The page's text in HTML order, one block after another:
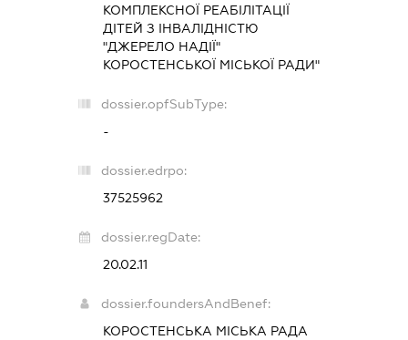
КОМПЛЕКСНОЇ РЕАБІЛІТАЦІЇ
ДІТЕЙ З ІНВАЛІДНІСТЮ
"ДЖЕРЕЛО НАДІЇ"
КОРОСТЕНСЬКОЇ МІСЬКОЇ РАДИ"
dossier.opfSubType:
-
dossier.edrpo:
37525962
dossier.regDate:
20.02.11
dossier.foundersAndBenef:
КОРОСТЕНСЬКА МІСЬКА РАДА